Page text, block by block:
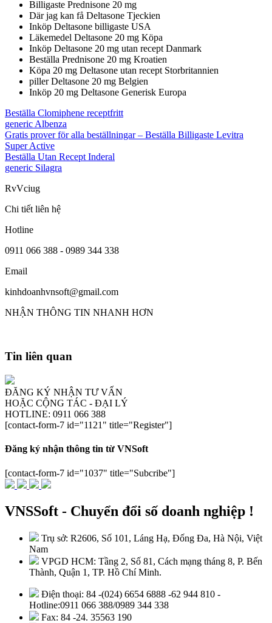
Billigaste Prednisone 20 mg
Där jag kan få Deltasone Tjeckien
Inköp Deltasone billigaste USA
Läkemedel Deltasone 20 mg Köpa
Inköp Deltasone 20 mg utan recept Danmark
Beställa Prednisone 20 mg Kroatien
Köpa 20 mg Deltasone utan recept Storbritannien
piller Deltasone 20 mg Belgien
Inköp 20 mg Deltasone Generisk Europa
Beställa Clomiphene receptfritt
generic Albenza
Gratis prover för alla beställningar – Beställa Billigaste Levitra
Super Active
Beställa Utan Recept Inderal
generic Silagra
RvVciug
Chi tiết liên hệ
Hotline
0911 066 388 - 0989 344 338
Email
kinhdoanhvnsoft@gmail.com
NHẬN THÔNG TIN NHANH HƠN
Tin liên quan
ĐĂNG KÝ NHẬN TƯ VẤN
HOẶC CỘNG TÁC - ĐẠI LÝ
HOTLINE: 0911 066 388
[contact-form-7 id="1121" title="Register"]
Đăng ký nhận thông tin từ VNSoft
[contact-form-7 id="1037" title="Subcribe"]
VNSSoft - Chuyển đổi số doanh nghiệp !
Trụ sở: R2606, Số 101, Láng Hạ, Đống Đa, Hà Nội, Việt
Nam
VPGD HCM: Tầng 2, Số 81, Cách mạng tháng 8, P. Bến
Thành, Quận 1, TP. Hồ Chí Minh.
Điện thoại: 84 -(024) 6654 6888 -62 944 810 -
Hotline:0911 066 388/0989 344 338
Fax: 84 -24. 35563 190